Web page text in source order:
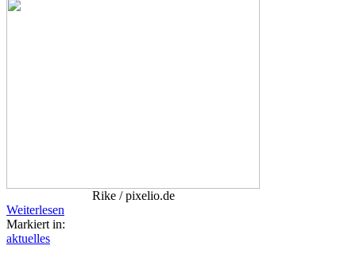
Rike / pixelio.de
Weiterlesen
Markiert in:
aktuelles